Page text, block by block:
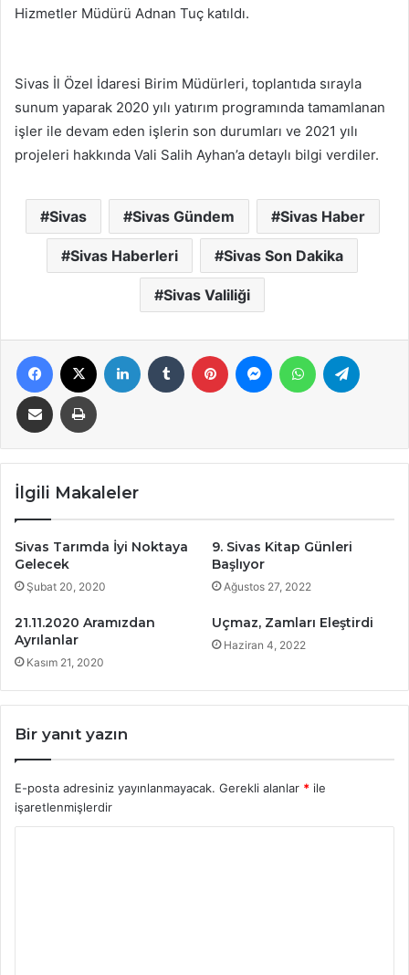
Hizmetler Müdürü Adnan Tuç katıldı.
Sivas İl Özel İdaresi Birim Müdürleri, toplantıda sırayla
sunum yaparak 2020 yılı yatırım programında tamamlanan
işler ile devam eden işlerin son durumları ve 2021 yılı
projeleri hakkında Vali Salih Ayhan’a detaylı bilgi verdiler.
Sivas Sivas Gündem Sivas Haber
Sivas Haberleri Sivas Son Dakika
Sivas Valiliği
Facebook LinkedIn Tumblr Pinterest MessengerWhatsApp
E-Posta ile paylaş Yazdır
İlgili Makaleler
Sivas Tarımda İyi Noktaya
Gelecek
Şubat 20, 2020
9. Sivas Kitap Günleri
Başlıyor
Ağustos 27, 2022
21.11.2020 Aramızdan
Ayrılanlar
Kasım 21, 2020
Uçmaz, Zamları Eleştirdi
Haziran 4, 2022
Bir yanıt yazın
E-posta adresiniz yayınlanmayacak. Gerekli alanlar * ile
işaretlenmişlerdir